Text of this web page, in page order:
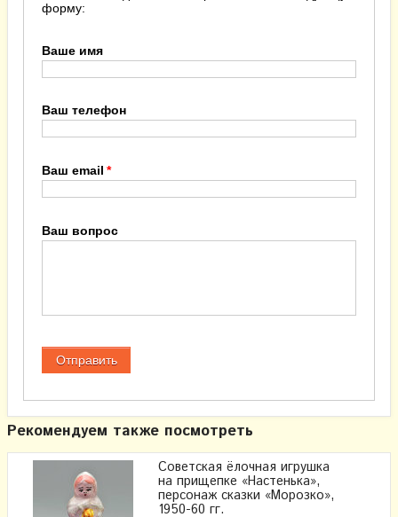
форму:
Ваше имя
Ваш телефон
Ваш email
Ваш вопрос
Рекомендуем также посмотреть
Советская ёлочная игрушка
на прищепке «Настенька»,
персонаж сказки «Морозко»,
1950-60 гг.